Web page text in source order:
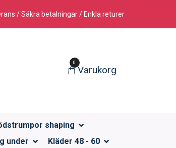
/ Säkra betalningar / Enkla returer
0
Varukorg
shaping
under
Kläder 48 - 60